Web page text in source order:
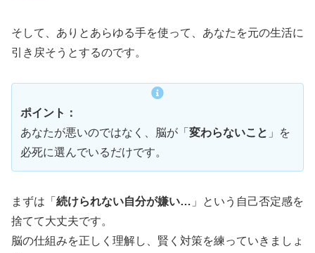
そして、ありとあらゆる手を使って、あなたを元の生活に
引き戻そうとするのです。
ポイント：
あなたが悪いのではなく、脳が「 変わらないこと 」を
必死に選んでいるだけです。
まずは「 続けられない自分が嫌い… 」という自己否定感を
捨てて大丈夫です。
脳の仕組みを正しく理解し、賢く対策を練っていきましょ